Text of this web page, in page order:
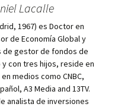
Lacalle
1967) es Doctor en
de Economía Global y
de gestor de fondos de
y con tres hijos, reside en
medios como CNBC,
A3 Media and 13TV.
analista de inversiones